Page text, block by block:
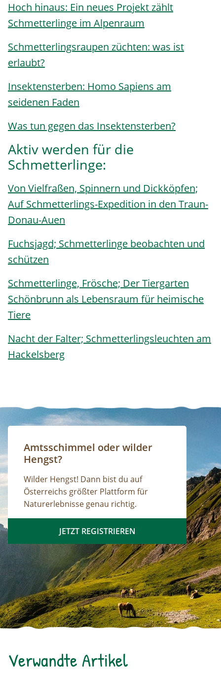
Hoch hinaus: Ein neues Projekt zählt
Schmetterlinge im Alpenraum
Schmetterlingsraupen züchten: was ist
erlaubt?
Insektensterben: Homo Sapiens am
seidenen Faden
Was tun gegen das Insektensterben?
Aktiv werden für die
Schmetterlinge:
Von Vielfraßen, Spinnern und Dickköpfen;
Auf Schmetterlings-Expedition in den Traun-
Donau-Auen
Fuchsjagd; Schmetterlinge beobachten und
schützen
Schmetterlinge, Frösche; Der Tiergarten
Schönbrunn als Lebensraum für heimische
Tiere
Nacht der Falter; Schmetterlingsleuchten am
Hackelsberg
Amtsschimmel oder wilder
Hengst?
Wilder Hengst! Dann bist du auf
Österreichs größter Plattform für
Naturerlebnisse genau richtig.
JETZT REGISTRIEREN
Verwandte Artikel